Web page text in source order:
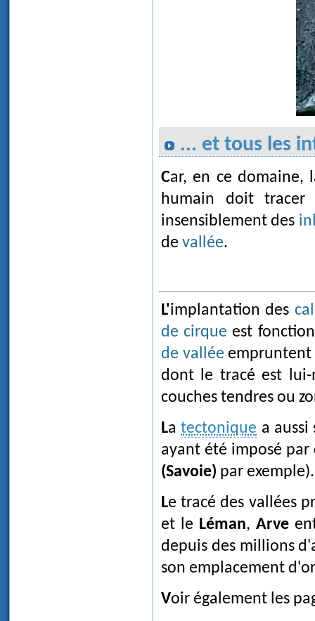
... et tous les
Car, en ce domaine, la nature ne connaît pas les frontières que l'esprit
humain doit tracer
insensiblement des
de vallée.
L'implantation des
de cirque est
de vallée empruntent
dont le tracé est lui-
couches tendres ou
Latectonique a
ayant été imposé par
(Savoie) par exemple).
Le tracé des vallées
et le Léman,Arve
depuis des millions
son emplacement
Voir également les